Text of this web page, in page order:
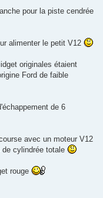
pour la piste cendrée
alimenter le petit V12
originales étaient
Ford de faible
de 6
avec un moteur V12
cylindrée totale
rouge